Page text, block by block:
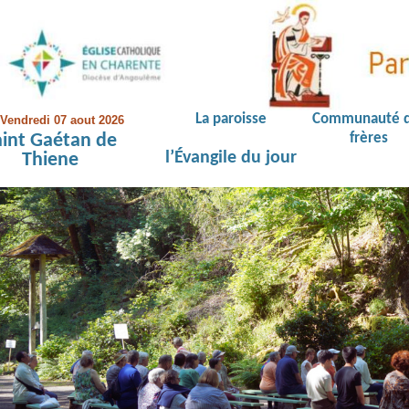
Vendredi 07 aout 2026
Gaétan de
Thiene
La paroisse
Communauté
frères
l’Évangile du jour